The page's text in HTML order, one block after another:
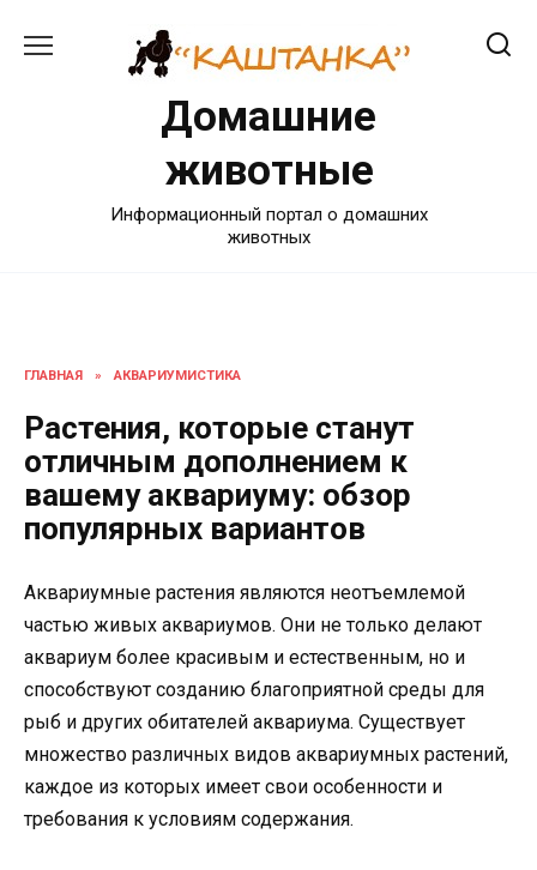
Домашние
животные
Информационный портал о домашних
животных
ГЛАВНАЯ » АКВАРИУМИСТИКА
Растения, которые станут
отличным дополнением к
вашему аквариуму: обзор
популярных вариантов
Аквариумные растения являются неотъемлемой
частью живых аквариумов. Они не только делают
аквариум более красивым и естественным, но и
способствуют созданию благоприятной среды для
рыб и других обитателей аквариума. Существует
множество различных видов аквариумных растений,
каждое из которых имеет свои особенности и
требования к условиям содержания.